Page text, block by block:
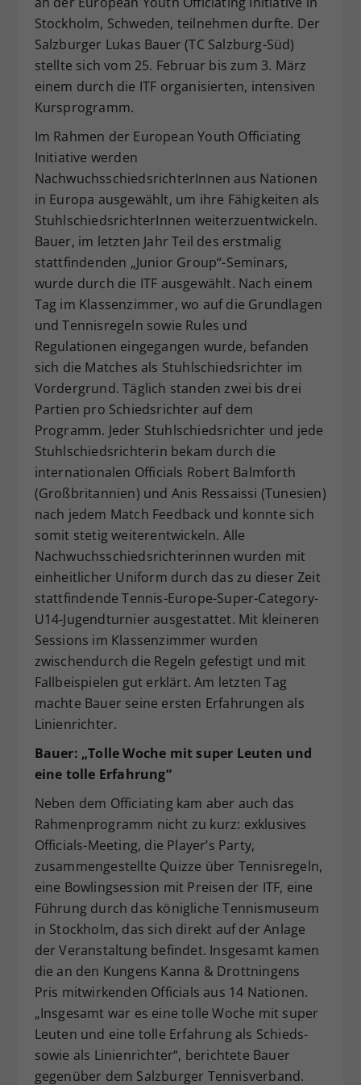
Stockholm, Schweden, teilnehmen durfte. Der
Salzburger Lukas Bauer (TC Salzburg-Süd)
stellte sich vom 25. Februar bis zum 3. März
einem durch die ITF organisierten, intensiven
Kursprogramm.
Im Rahmen der European Youth Officiating
Initiative werden
NachwuchsschiedsrichterInnen aus Nationen
in Europa ausgewählt, um ihre Fähigkeiten als
StuhlschiedsrichterInnen weiterzuentwickeln.
Bauer, im letzten Jahr Teil des erstmalig
stattfindenden „Junior Group“-Seminars,
wurde durch die ITF ausgewählt. Nach einem
Tag im Klassenzimmer, wo auf die Grundlagen
und Tennisregeln sowie Rules und
Regulationen eingegangen wurde, befanden
sich die Matches als Stuhlschiedsrichter im
Vordergrund. Täglich standen zwei bis drei
Partien pro Schiedsrichter auf dem
Programm. Jeder Stuhlschiedsrichter und jede
Stuhlschiedsrichterin bekam durch die
internationalen Officials Robert Balmforth
(Großbritannien) und Anis Ressaissi (Tunesien)
nach jedem Match Feedback und konnte sich
somit stetig weiterentwickeln. Alle
Nachwuchsschiedsrichterinnen wurden mit
einheitlicher Uniform durch das zu dieser Zeit
stattfindende Tennis-Europe-Super-Category-
U14-Jugendturnier ausgestattet. Mit kleineren
Sessions im Klassenzimmer wurden
zwischendurch die Regeln gefestigt und mit
Fallbeispielen gut erklärt. Am letzten Tag
machte Bauer seine ersten Erfahrungen als
Linienrichter.
Bauer: „Tolle Woche mit super Leuten und
eine tolle Erfahrung“
Neben dem Officiating kam aber auch das
Rahmenprogramm nicht zu kurz: exklusives
Officials-Meeting, die Player’s Party,
zusammengestellte Quizze über Tennisregeln,
eine Bowlingsession mit Preisen der ITF, eine
Führung durch das königliche Tennismuseum
in Stockholm, das sich direkt auf der Anlage
der Veranstaltung befindet. Insgesamt kamen
die an den Kungens Kanna & Drottningens
Pris mitwirkenden Officials aus 14 Nationen.
„Insgesamt war es eine tolle Woche mit super
Leuten und eine tolle Erfahrung als Schieds-
sowie als Linienrichter“, berichtete Bauer
gegenüber dem Salzburger Tennisverband.
Zweck
Dieser Wert speichert Ihre Consent-
Einstellungen. Unter anderem eine
zufällig generierte ID, für die
historische Speicherung Ihrer
vorgenommen Einstellungen, falls der
Webseiten-Betreiber dies eingestellt